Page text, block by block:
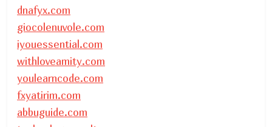
dnafyx.com
giocolenuvole.com
iyouessential.com
withloveamity.com
youlearncode.com
fxyatirim.com
abbuguide.com